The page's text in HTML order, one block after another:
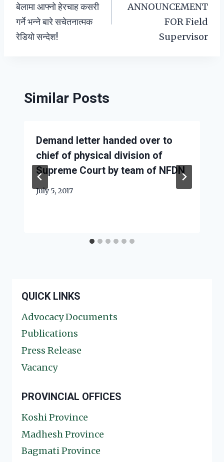
बेलामा आफ्नो हेरचाह कसरी
गर्ने भन्ने बारे सचेतनात्मक
रेडियो सन्देश!
ANNOUNCEMENT
FOR Field
Supervisor
Similar Posts
Demand letter handed over to
chief of physical division of
Supreme Court by team of NFDN
July 5, 2017
QUICK LINKS
Advocacy Documents
Publications
Press Release
Vacancy
PROVINCIAL OFFICES
Koshi Province
Madhesh Province
Bagmati Province